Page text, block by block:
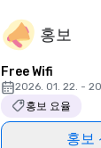
홍보
Free Wifi
2026. 01. 22. -
홍보 요율
홍보